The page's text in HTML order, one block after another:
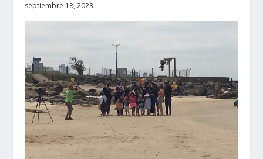
septiembre 18, 2023